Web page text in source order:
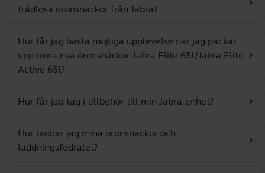
trådlösa öronsnäckor från Jabra?
chevron_right
Hur får jag bästa möjliga upplevelse när jag packar
upp mina nya öronsnäckor Jabra Elite 65t/Jabra Elite
Active 65t?
chevron_right
Hur får jag tag i tillbehör till min Jabra-enhet? chevron_right
Hur laddar jag mina öronsnäckor och
laddningsfodralet?
chevron_right